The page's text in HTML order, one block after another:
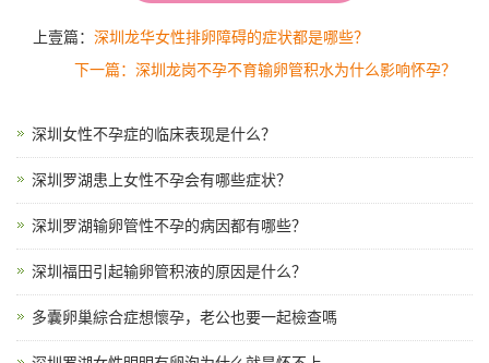
上壹篇： 深圳龙华女性排卵障碍的症状都是哪些？
下一篇：深圳龙岗不孕不育输卵管积水为什么影响怀孕？
深圳女性不孕症的临床表现是什么？
深圳罗湖患上女性不孕会有哪些症状？
深圳罗湖输卵管性不孕的病因都有哪些？
深圳福田引起输卵管积液的原因是什么？
多囊卵巢綜合症想懷孕，老公也要一起檢查嗎